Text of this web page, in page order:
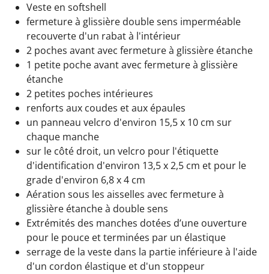
Veste en softshell
fermeture à glissière double sens imperméable
recouverte d'un rabat à l'intérieur
2 poches avant avec fermeture à glissière étanche
1 petite poche avant avec fermeture à glissière
étanche
2 petites poches intérieures
renforts aux coudes et aux épaules
un panneau velcro d'environ 15,5 x 10 cm sur
chaque manche
sur le côté droit, un velcro pour l'étiquette
d'identification d'environ 13,5 x 2,5 cm et pour le
grade d'environ 6,8 x 4 cm
Aération sous les aisselles avec fermeture à
glissière étanche à double sens
Extrémités des manches dotées d’une ouverture
pour le pouce et terminées par un élastique
serrage de la veste dans la partie inférieure à l'aide
d'un cordon élastique et d'un stoppeur